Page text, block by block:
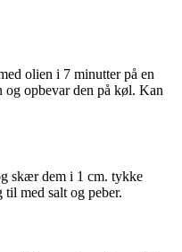
olien i 7 minutter på en
og opbevar den på køl. Kan
skær dem i 1 cm. tykke
til med salt og peber.